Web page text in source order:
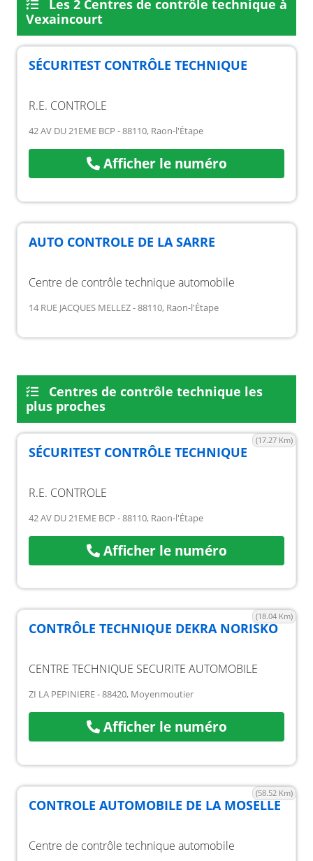
Les 2 Centres de contrôle technique à
Vexaincourt
SÉCURITEST CONTRÔLE TECHNIQUE
R.E. CONTROLE
42 AV DU 21EME BCP - 88110, Raon-l'Étape
Afficher le numéro
AUTO CONTROLE DE LA SARRE
Centre de contrôle technique automobile
14 RUE JACQUES MELLEZ - 88110, Raon-l'Étape
Centres de contrôle technique les
plus proches
(17.27 Km)
SÉCURITEST CONTRÔLE TECHNIQUE
R.E. CONTROLE
42 AV DU 21EME BCP - 88110, Raon-l'Étape
Afficher le numéro
(18.04 Km)
CONTRÔLE TECHNIQUE DEKRA NORISKO
CENTRE TECHNIQUE SECURITE AUTOMOBILE
ZI LA PEPINIERE - 88420, Moyenmoutier
Afficher le numéro
(58.52 Km)
CONTROLE AUTOMOBILE DE LA MOSELLE
Centre de contrôle technique automobile